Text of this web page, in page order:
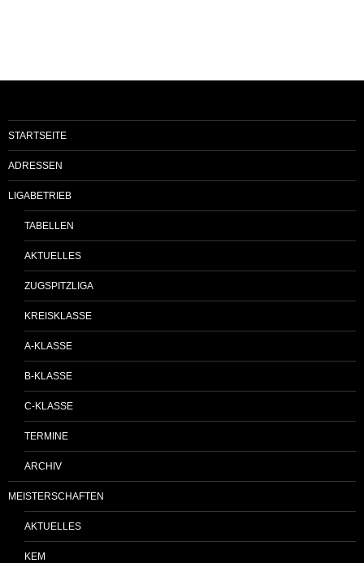
STARTSEITE
ADRESSEN
LIGABETRIEB
TABELLEN
AKTUELLES
ZUGSPITZLIGA
KREISKLASSE
A-KLASSE
B-KLASSE
C-KLASSE
TERMINE
ARCHIV
MEISTERSCHAFTEN
AKTUELLES
KEM